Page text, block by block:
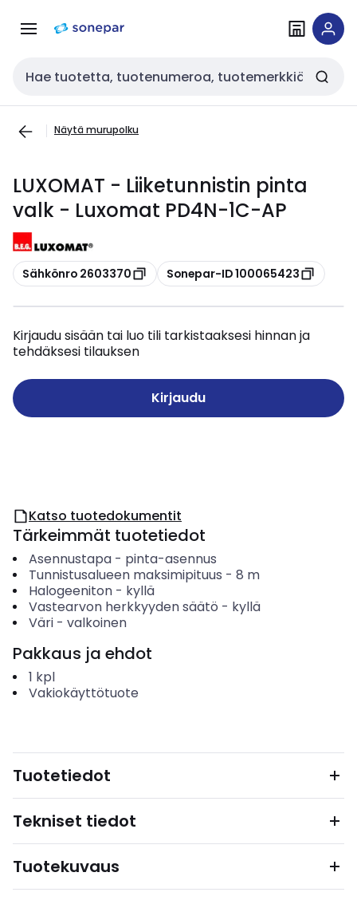
navigointiinsisältöön
Haku
Näytä murupolku
LUXOMAT - Liiketunnistin pinta
valk - Luxomat PD4N-1C-AP
Kopioi
Sähkönro 2603370 Kopioi
Sonepar-ID 100065423
Kirjaudu sisään tai luo tili tarkistaaksesi hinnan ja
tehdäksesi tilauksen
Kirjaudu
Katso tuotedokumentit
Tärkeimmät tuotetiedot
Asennustapa- pinta-asennus
Tunnistusalueen maksimipituus - 8 m
Halogeeniton- kyllä
Vastearvon herkkyyden säätö - kyllä
Väri- valkoinen
Pakkaus ja ehdot
1 kpl
Vakiokäyttötuote
Tuotetiedot
Tekniset tiedot
Tuotekuvaus